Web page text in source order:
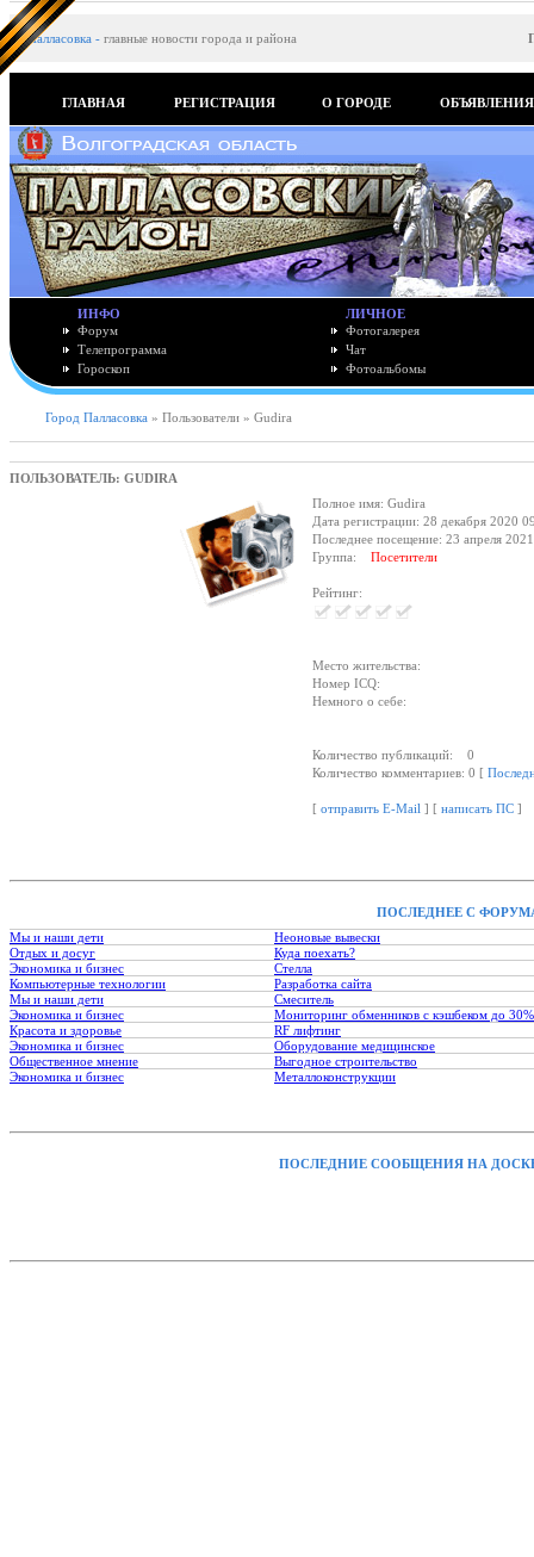
Палласовка - главные новости города и района
ГЛАВНАЯ РЕГИСТРАЦИЯ О ГОРОДЕ ОБЪЯВЛЕНИЯ
ИНФО
Форум
Телепрограмма
Гороскоп
ЛИЧНОЕ
Фотогалерея
Чат
Фотоальбомы
Город Палласовка » Пользователи » Gudira
ПОЛЬЗОВАТЕЛЬ: GUDIRA
Полное имя: Gudira
Дата регистрации: 28 декабря 2020
Последнее посещение: 23 апреля
Группа:Посетители
Рейтинг:
Место жительства:
Номер ICQ:
Немного о себе:
Количество публикаций: 0
Количество комментариев: 0 [
[отправить E-Mail ] [написать ПС ]
ПОСЛЕДНЕЕ С
Мы и наши дети
Неоновые вывески
Отдых и досуг
Куда поехать?
Экономика и бизнес
Стелла
Компьютерные технологии
Разработка сайта
Мы и наши дети
Смеситель
Экономика и бизнес
Мониторинг обменников с кэшбеком до 30%
Красота и здоровье
RF лифтинг
Экономика и бизнес
Оборудование медицинское
Общественное мнение
Выгодное строительство
Экономика и бизнес
Металлоконструкции
ПОСЛЕДНИЕ СООБЩЕНИЯ НА